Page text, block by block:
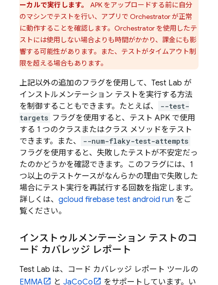
ーカルで実行します。
APK をアップロードする前に自分
のマシンでテストを行い、アプリで Orchestrator が正常
に動作することを確認します。Orchestrator を使用したテ
ストには使用しない場合よりも時間がかかり、課金にも影
響する可能性があります。また、テストがタイムアウト制
限を超える場合もあります。
上記以外の追加のフラグを使用して、 Test Lab が
インストルメンテーション テストを実行する方法
を制御することもできます。たとえば、
--test-
targets フラグを使用すると、テスト APK で使用
する 1 つのクラスまたはクラス メソッドをテスト
できます。また、
--num-flaky-test-attempts
フラグを使用すると、失敗したテストが不安定だっ
たのかどうかを確認できます。このフラグには、1
つ以上のテストケースがなんらかの理由で失敗した
場合にテスト実行を再試行する回数を指定します。
詳しくは、 gcloud firebase test android run をご
覧ください。
インストゥルメンテーション テストのコ
ード カバレッジ レポート
Test Lab は、コード カバレッジ レポート ツールの
EMMA
と JaCoCo
をサポートしています。い